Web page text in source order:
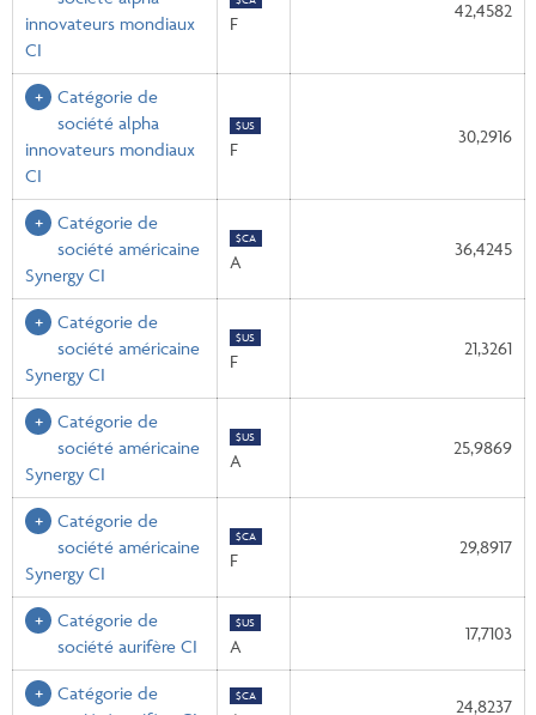
innovateurs mondiaux
CI
F
42,4582
Catégorie de
société alpha
innovateurs mondiaux
CI
$US
F
30,2916
Catégorie de
société américaine
Synergy CI
$CA
A
36,4245
Catégorie de
société américaine
Synergy CI
$US
F
21,3261
Catégorie de
société américaine
Synergy CI
$US
A
25,9869
Catégorie de
société américaine
Synergy CI
$CA
F
29,8917
Catégorie de
société aurifère CI
$US
A
17,7103
Catégorie de
$CA 24,8237